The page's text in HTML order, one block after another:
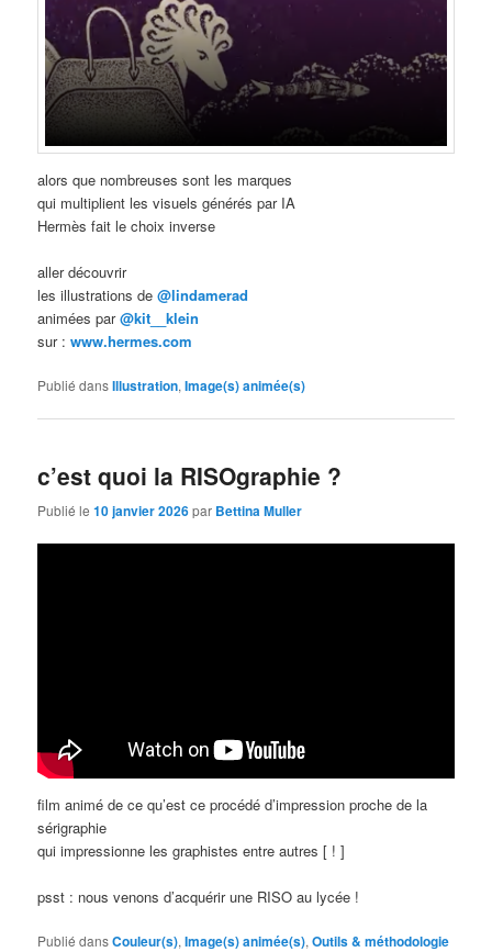
alors que nombreuses sont les marques
qui multiplient les visuels générés par IA
Hermès fait le choix inverse
aller découvrir
les illustrations de@lindamerad
animées par@kit__klein
sur :www.hermes.com
Publié dansIllustration,Image(s) animée(s)
c’est quoi la RISOgraphie ?
Publié le10 janvier 2026par Bettina Muller
film animé de ce qu’est ce procédé d’impression proche de la
sérigraphie
qui impressionne les graphistes entre autres [ ! ]
psst : nous venons d’acquérir une RISO au lycée !
Publié dansCouleur(s),Image(s) animée(s),Outils & méthodologie